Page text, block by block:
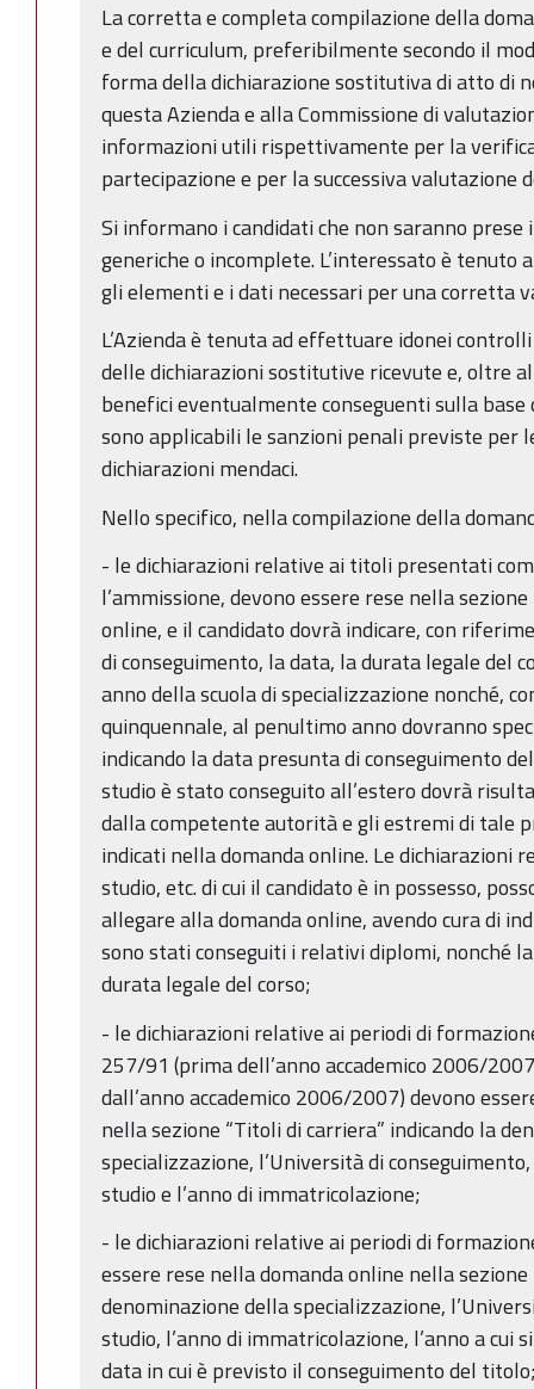
La corretta e completa compilazione della
e del curriculum, preferibilmente secondo il
forma della dichiarazione sostitutiva di atto di
questa Azienda e alla Commissione di
informazioni utili rispettivamente per la
partecipazione e per la successiva valutazione
Si informano i candidati che non saranno
generiche o incomplete. L’interessato è
gli elementi e i dati necessari per una corretta
L’Azienda è tenuta ad effettuare idonei
delle dichiarazioni sostitutive ricevute e, oltre
benefici eventualmente conseguenti sulla
sono applicabili le sanzioni penali previste per
dichiarazioni mendaci.
Nello specifico, nella compilazione della
- le dichiarazioni relative ai titoli presentati
l’ammissione, devono essere rese nella
online, e il candidato dovrà indicare, con
di conseguimento, la data, la durata legale del
anno della scuola di specializzazione nonché,
quinquennale, al penultimo anno dovranno
indicando la data presunta di conseguimento
studio è stato conseguito all’estero dovrà
dalla competente autorità e gli estremi di tale
indicati nella domanda online. Le
studio, etc. di cui il candidato è in possesso,
allegare alla domanda online, avendo cura di
sono stati conseguiti i relativi diplomi, nonché
durata legale del corso;
- le dichiarazioni relative ai periodi di
257/91 (prima dell’anno accademico 2006/
dall’anno accademico 2006/2007) devono
nella sezione “Titoli di carriera” indicando la
specializzazione, l’Università di
studio e l’anno di immatricolazione;
- le dichiarazioni relative ai periodi di
essere rese nella domanda online nella
denominazione della specializzazione,
studio, l’anno di immatricolazione, l’anno a cui
data in cui è previsto il conseguimento del